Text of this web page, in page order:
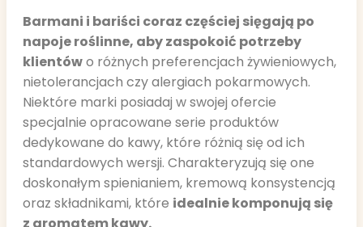
Barmani i bariści coraz częściej sięgają po
napoje roślinne, aby zaspokoić potrzeby
klientówo różnych preferencjach żywieniowych,
nietolerancjach czy alergiach pokarmowych.
Niektóre marki posiadaj w swojej ofercie
specjalnie opracowane serie produktów
dedykowane do kawy, które różnią się od ich
standardowych wersji. Charakteryzują się one
doskonałym spienianiem, kremową konsystencją
oraz składnikami, które idealnie komponują się
z aromatem kawy.